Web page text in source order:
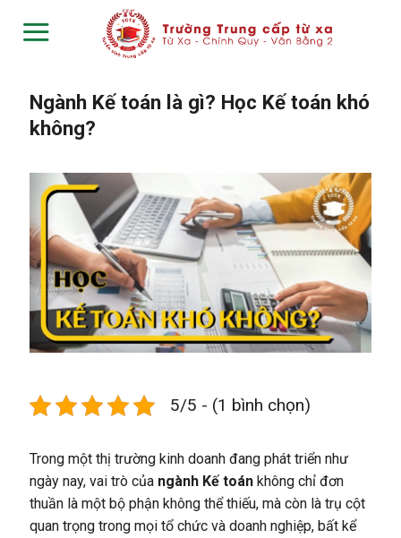
Ngành Kế toán là gì? Học Kế toán khó
không?
5/5 - (1 bình chọn)
Trong một thị trường kinh doanh đang phát triển như
ngày nay, vai trò của ngành Kế toánkhông chỉ đơn
thuần là một bộ phận không thể thiếu, mà còn là trụ cột
quan trọng trong mọi tổ chức và doanh nghiệp, bất kể